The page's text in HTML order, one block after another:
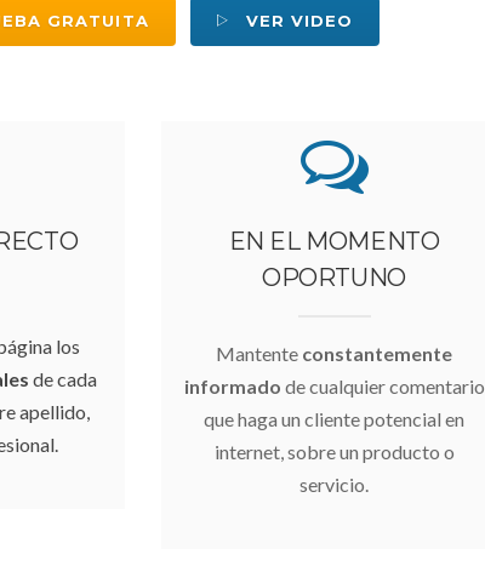
GRATUITA VER VIDEO
los
de cada
apellido,
EN EL MOMENTO
OPORTUNO
Mantente constantemente
informado de cualquier comentario
que haga un cliente potencial en
internet, sobre un producto o
servicio.